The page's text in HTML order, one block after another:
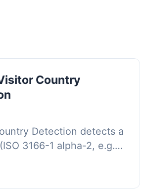
Country
Detection detects a
3166-1 alpha-2, e.g.